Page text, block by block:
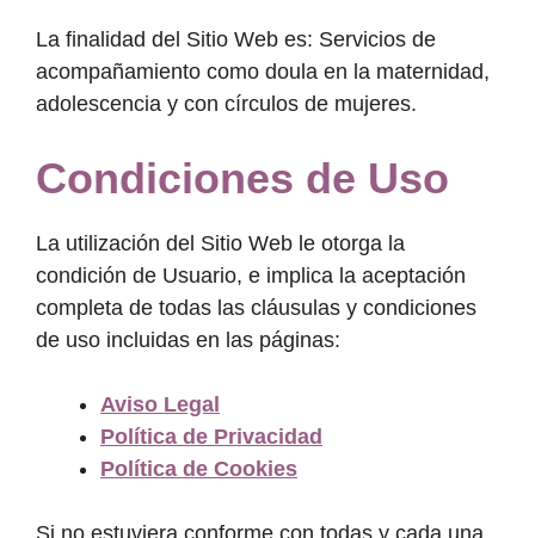
La finalidad del Sitio Web es: Servicios de
acompañamiento como doula en la maternidad,
adolescencia y con círculos de mujeres.
Condiciones de Uso
La utilización del Sitio Web le otorga la
condición de Usuario, e implica la aceptación
completa de todas las cláusulas y condiciones
de uso incluidas en las páginas:
Aviso Legal
Política de Privacidad
Política de Cookies
Si no estuviera conforme con todas y cada una